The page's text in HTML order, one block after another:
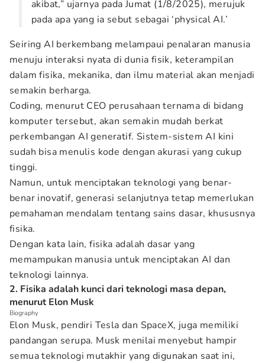
akibat,” ujarnya pada Jumat (1/8/2025), merujuk
pada apa yang ia sebut sebagai ‘physical AI.’
Seiring AI berkembang melampaui penalaran manusia
menuju interaksi nyata di dunia fisik, keterampilan
dalam fisika, mekanika, dan ilmu material akan menjadi
semakin berharga.
Coding, menurut CEO perusahaan ternama di bidang
komputer tersebut, akan semakin mudah berkat
perkembangan AI generatif. Sistem-sistem AI kini
sudah bisa menulis kode dengan akurasi yang cukup
tinggi.
Namun, untuk menciptakan teknologi yang benar-
benar inovatif, generasi selanjutnya tetap memerlukan
pemahaman mendalam tentang sains dasar, khususnya
fisika.
Dengan kata lain, fisika adalah dasar yang
memampukan manusia untuk menciptakan AI dan
teknologi lainnya.
2. Fisika adalah kunci dari teknologi masa depan,
menurut Elon Musk
Biography
Elon Musk, pendiri Tesla dan SpaceX, juga memiliki
pandangan serupa. Musk menilai menyebut hampir
semua teknologi mutakhir yang digunakan saat ini,